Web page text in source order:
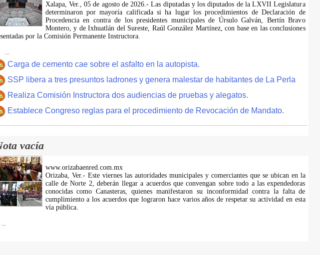
Xalapa, Ver., 05 de agosto de 2026.- Las diputadas y los diputados de la LXVII Legislatura
determinaron por mayoría calificada si ha lugar los procedimientos de Declaración de
Procedencia en contra de los presidentes municipales de Úrsulo Galván, Bertín Bravo
Montero, y de Ixhuatlán del Sureste, Raúl González Martínez, con base en las conclusiones
por la Comisión Permanente Instructora.
Carga de cemento cae sobre el asfalto en la autopista.
SSP libera a tres presuntos ladrones y genera malestar de habitantes de La Perla
Realiza Comisión Instructora dos audiencias de pruebas y alegatos.
Establece Congreso reglas para el procedimiento de Revocación de Mandato.
vacía
www.orizabaenred.com.mx
Orizaba, Ver.- Este viernes las autoridades municipales y comerciantes que se ubican en la
calle de Norte 2, deberán llegar a acuerdos que convengan sobre todo a las expendedoras
conocidas como Canasteras, quienes manifestaron su inconformidad contra la falta de
cumplimiento a los acuerdos que lograron hace varios años de respetar su actividad en esta
vía pública.